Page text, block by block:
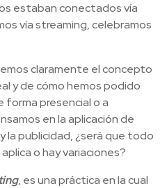
estaban conectados vía
vía streaming, celebramos
claramente el concepto
y de cómo hemos podido
forma presencial o a
en la aplicación de
la publicidad, ¿será que todo
o hay variaciones?
, es una práctica en la cual